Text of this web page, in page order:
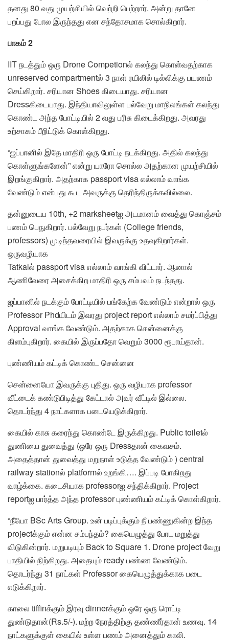
தனது 80 வது முயற்சியில் வெற்றி பெற்றார். அன்று தானே
பறப்பது போல இருந்தது என சந்தோசமாக சொல்கிறார்.
பாகம் 2
IIT நடத்தும் ஒரு Drone Competionல் கலந்து கொள்வதற்காக
unreserved compartmentல் 3 நாள் ரயிலில் டில்லிக்கு பயணம்
செய்கிறார். சரியான Shoes கிடையாது. சரியான
Dressகிடையாது. இந்தியாவிலுள்ள பல்வேறு மாநிலங்கள் கலந்து
கொண்ட அந்த போட்டியில் 2 வது பரிசு கிடைக்கிறது. அவரது
உற்சாகம் பீறிட்டுக் கொள்கிறது.
“ஜப்பானில் இதே மாதிரி ஒரு போட்டி நடக்கிறது. அதில் கலந்து
கொள்ளுங்களேன்” என்று யாரோ சொல்ல அதற்கான முயற்சியில்
இறங்குகிறார். அதற்காக passport visa எல்லாம் வாங்க
வேண்டும் என்பது கூட அவருக்கு தெரிந்திருக்கவில்லை.
தன்னுடைய 10th, +2 marksheetஐ அடமானம் வைத்து கொஞ்சம்
பணம் பெநுகிறார். பல்வேறு நபர்கள் (College friends,
professors) முடிந்தவரையில் இவருக்கு உதவுகிறார்கள்.
ஒருவழியாக
Tatkalல் passport visa எல்லாம் வாங்கி விட்டார். ஆனால்
ஆணிவேரை அசைக்கிற மாதிரி ஒரு சம்பவம் நடந்தது.
ஜப்பானில் நடக்கும் போட்டியில் பங்கேற்க வேண்டும் என்றால் ஒரு
Professor Phdயிடம் இவரது project report எல்லாம் சமர்ப்பித்து
Approval வாங்க வேண்டும். அதற்காக சென்னைக்கு
கிளம்புகிறார். கையில் இருப்பதோ வெறும் 3000 ரூபாய்தான்.
புண்ணியம் கட்டிக் கொண்ட சென்னை
சென்னையோ இவருக்கு புதிது. ஒரு வழியாக professor
வீட்டைக் கண்டுபிடித்து கேட்டால் அவர் வீட்டில் இல்லை.
தொடர்ந்து 4 நாட்களாக படையெடுக்கிறார்.
கையில் காசு கரைந்து கொண்டே இருக்கிறது. Public toiletல்
துணியை துவைத்து (ஒரே ஒரு Dressதான் கைவசம்.
அதைத்தான் துவைத்து மறுநாள் உடுத்த வேண்டும் ) central
railway stationல் platformல் உறங்கி…. இப்படி போகிறது
வாழ்க்கை. கடைசியாக professorஐ சந்திக்கிறார். Project
reportஐ பார்த்த அந்த professor புண்ணியம் கட்டிக் கொள்கிறார்.
“நீயோ BSc Arts Group. உன் படிப்புக்கும் நீ பண்ணுகின்ற இந்த
projectக்கும் என்ன சம்பந்தம்? கையெழுத்து போட மறுத்து
விடுகின்றார். மறுபடியும் Back to Square 1. Drone project வேறு
பாதியில் நிற்கிறது. அதையும் ready பண்ண வேண்டும்.
தொடர்ந்து 31 நாட்கள் Professor கையெழுத்துக்காக படை
எடுக்கிறார்.
காலை tiffinக்கும் இரவு dinnerக்கும் ஒரே ஒரு ரொட்டி
துண்டுதான்(Rs.5/-). மற்ற நேரத்திற்கு தண்ணீர்தான் உணவு. 14
நாட்களுக்குள் கையில் உள்ள பணம் அனைத்தும் காலி.